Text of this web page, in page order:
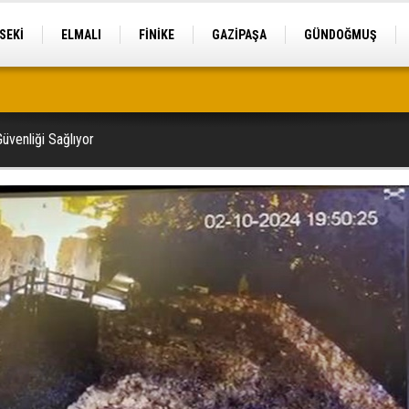
ELMALI FİNİKE GAZİPAŞA
GÜNDOĞMUŞ
Sağlıyor